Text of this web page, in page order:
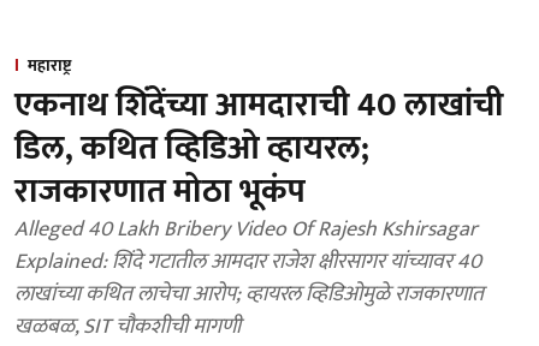
महाराष्ट्र
एकनाथ शिंदेंच्या आमदाराची 40 लाखांची
डिल, कथित व्हिडिओ व्हायरल;
राजकारणात मोठा भूकंप
Alleged 40 Lakh Bribery Video Of Rajesh Kshirsagar
Explained: शिंदे गटातील आमदार राजेश क्षीरसागर यांच्यावर 40
लाखांच्या कथित लाचेचा आरोप; व्हायरल व्हिडिओमुळे राजकारणात
खळबळ, SIT चौकशीची मागणी